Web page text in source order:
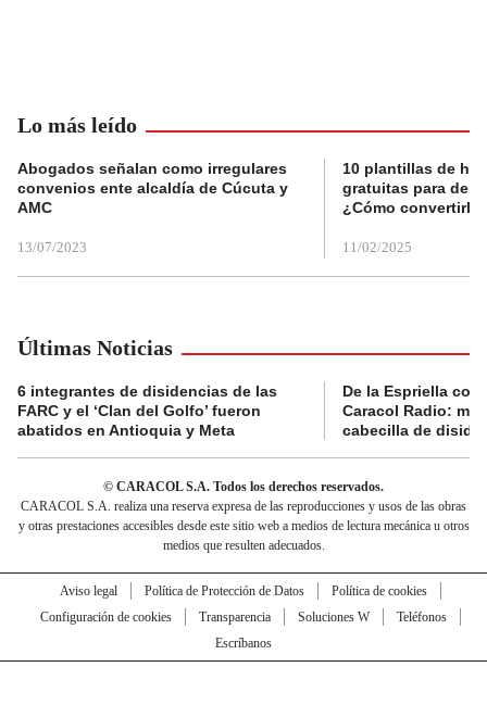
Lo más leído
Abogados señalan como irregulares
convenios ente alcaldía de Cúcuta y
AMC
13/07/2023
10 plantillas de
gratuitas para
¿Cómo convertirla
11/02/2025
Últimas Noticias
6 integrantes de disidencias de las
FARC y el ‘Clan del Golfo’ fueron
abatidos en Antioquia y Meta
De la Espriella
Caracol Radio:
cabecilla de
© CARACOL S.A. Todos los derechos reservados.
CARACOL S.A. realiza una reserva expresa de las reproducciones y usos de las obras
y otras prestaciones accesibles desde este sitio web a medios de lectura mecánica u otros
medios que resulten adecuados.
Aviso legal Política de Protección de Datos
Política de cookies
Configuración de cookies
Transparencia Soluciones W
Teléfonos
Escríbanos